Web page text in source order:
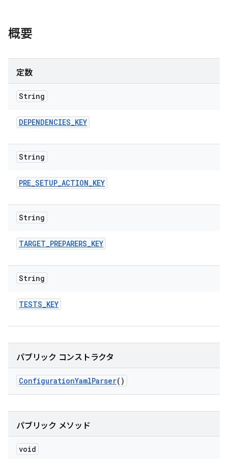
概要
定数
String
DEPENDENCIES_KEY
String
PRE_SETUP_ACTION_KEY
String
TARGET_PREPARERS_KEY
String
TESTS_KEY
パブリック コンストラクタ
ConfigurationYamlParser()
パブリック メソッド
void